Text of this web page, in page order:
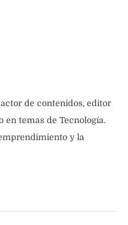
de contenidos, editor
en temas de Tecnología.
y la